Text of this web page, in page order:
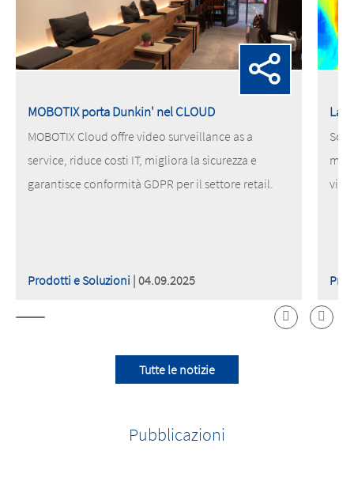
MOBOTIX porta Dunkin' nel CLOUD
MOBOTIX Cloud offre video surveillance as a
service, riduce costi IT, migliora la sicurezza e
garantisce conformità GDPR per il settore retail.
Prodotti e Soluzioni | 04.09.2025
La
Tutte le notizie
Pubblicazioni